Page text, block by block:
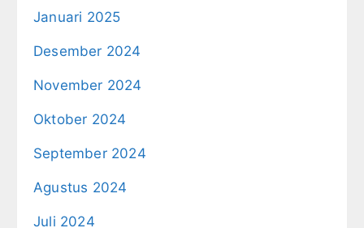
Januari 2025
Desember 2024
November 2024
Oktober 2024
September 2024
Agustus 2024
Juli 2024